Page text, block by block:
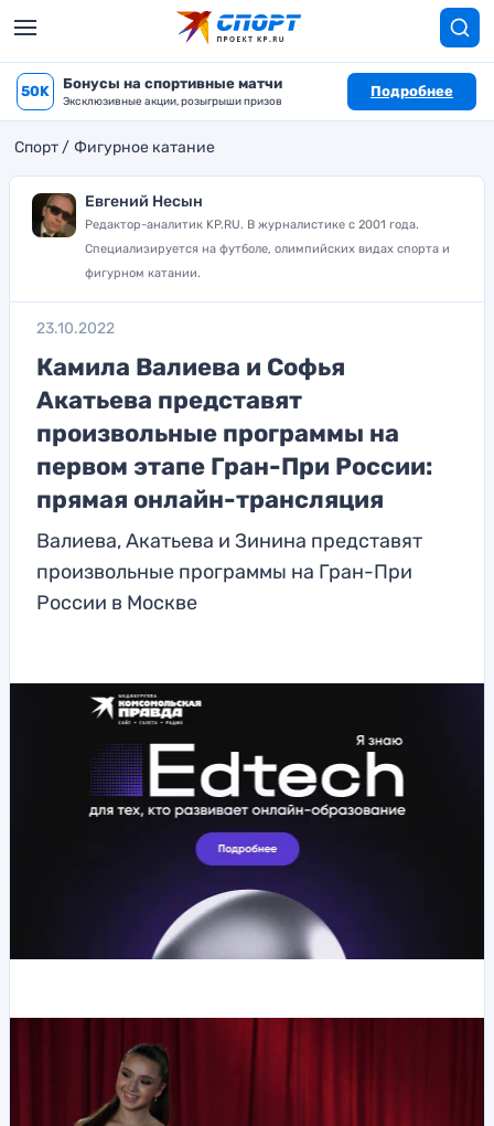
50K Бонусы на спортивные матчи
Эксклюзивные акции, розыгрыши призов
Подробнее
Спорт Фигурное катание
Евгений Несын
Редактор-аналитик KP.RU. В журналистике с 2001 года.
Специализируется на футболе, олимпийских видах спорта и
фигурном катании.
23.10.2022
Камила Валиева и Софья
Акатьева представят
произвольные программы на
первом этапе Гран-При России:
прямая онлайн-трансляция
Валиева, Акатьева и Зинина представят
произвольные программы на Гран-При
России в Москве